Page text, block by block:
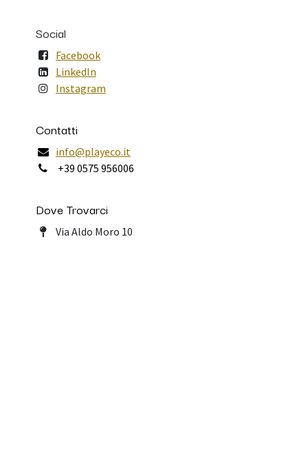
Social
Facebook
LinkedIn
Instagram
Contatti
info@playeco.it
+39 0575 956006
Dove Trovarci
Via Aldo Moro 10